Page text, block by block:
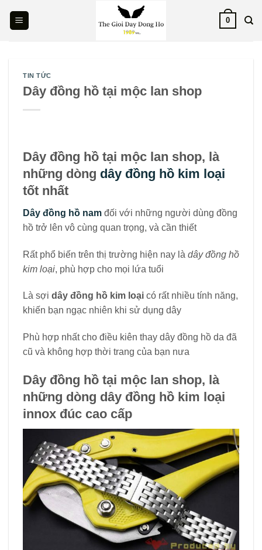
0
TIN TỨC
Dây đồng hồ tại mộc lan shop
Dây đồng hồ tại mộc lan shop, là
những dòng dây đồng hồ kim loại
tốt nhất
Dây đồng hồ nam đối với những người dùng đồng
hồ trở lên vô cùng quan trọng, và cần thiết
Rất phổ biến trên thị trường hiện nay là dây đồng hồ
kim loại, phù hợp cho mọi lứa tuổi
Là sợi dây đồng hồ kim loại có rất nhiều tính năng,
khiến bạn ngạc nhiên khi sử dụng dây
Phù hợp nhất cho điều kiên thay dây đồng hồ da đã
cũ và không hợp thời trang của bạn nưa
Dây đồng hồ tại mộc lan shop, là
những dòng dây đồng hồ kim loại
innox đúc cao cấp